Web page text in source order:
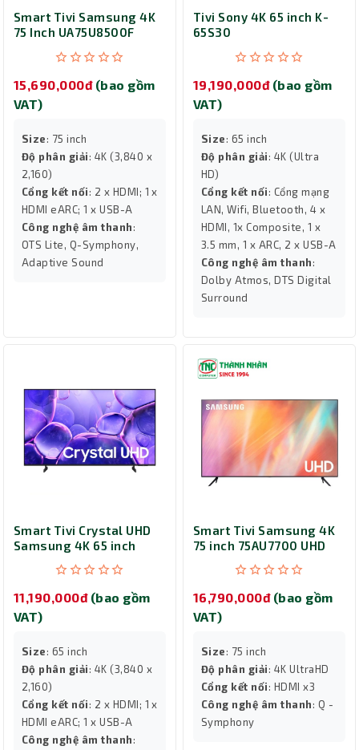
Smart Tivi Samsung 4K
75 Inch UA75U8500F
15,690,000đ (bao gồm
VAT)
Size: 75 inch
Độ phân giải: 4K (3,840 x
2,160)
Cổng kết nối: 2 x HDMI; 1 x
HDMI eARC; 1 x USB-A
Công nghệ âm thanh:
OTS Lite, Q-Symphony,
Adaptive Sound
Tivi Sony 4K 65 inch K-
65S30
19,190,000đ (bao gồm
VAT)
Size: 65 inch
Độ phân giải: 4K (Ultra
HD)
Cổng kết nối: Cổng mạng
LAN, Wifi, Bluetooth, 4 x
HDMI, 1x Composite, 1 x
3.5 mm, 1 x ARC, 2 x USB-A
Công nghệ âm thanh:
Dolby Atmos, DTS Digital
Surround
Smart Tivi Crystal UHD
Samsung 4K 65 inch
11,190,000đ (bao gồm
VAT)
Size: 65 inch
Độ phân giải: 4K (3,840 x
2,160)
Cổng kết nối: 2 x HDMI; 1 x
HDMI eARC; 1 x USB-A
Công nghệ âm thanh:
Smart Tivi Samsung 4K
75 inch 75AU7700 UHD
16,790,000đ (bao gồm
VAT)
Size: 75 inch
Độ phân giải: 4K UltraHD
Cổng kết nối: HDMI x3
Công nghệ âm thanh: Q -
Symphony